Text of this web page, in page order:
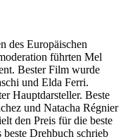
des Europäischen
führten Mel
Bester Film wurde
und Elda Ferri.
Hauptdarsteller. Beste
und Natacha Régnier
den Preis für die beste
Drehbuch schrieb